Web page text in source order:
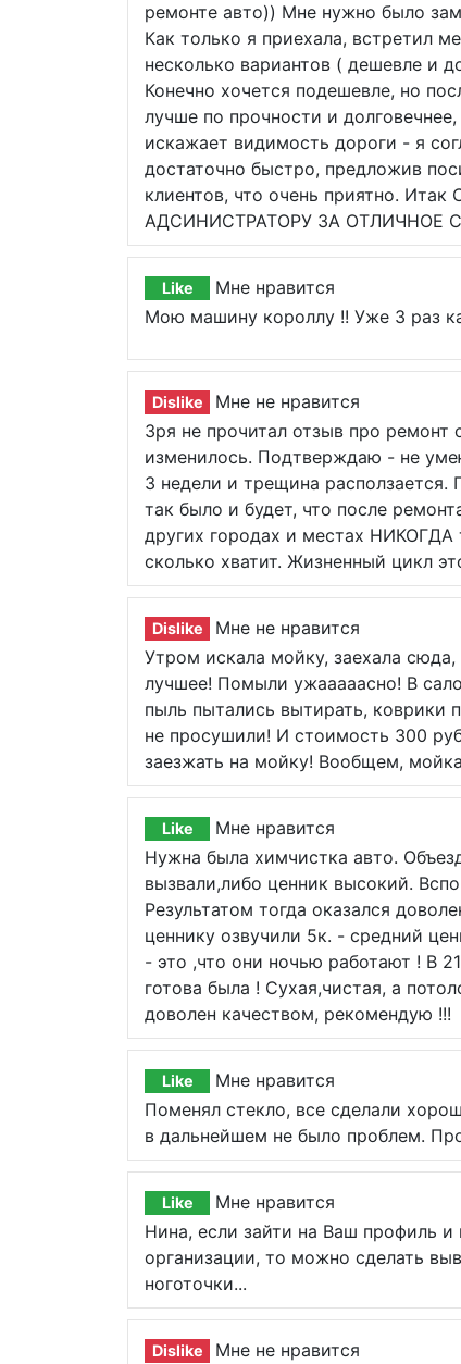
ремонте авто)) Мне нужно было
Как только я приехала, встретил
несколько вариантов ( дешевле и
Конечно хочется подешевле, но
лучше по прочности и
искажает видимость дороги - я
достаточно быстро, предложив
клиентов, что очень приятно.
АДСИНИСТРАТОРУ ЗА ОТЛИЧНОЕ
Like
Мне нравится
Мою машину короллу !! Уже 3 раз
Dislike
Мне не нравится
Зря не прочитал отзыв про ремонт
изменилось. Подтверждаю - не
3 недели и трещина расползается.
так было и будет, что после
других городах и местах НИКОГДА
сколько хватит. Жизненный цикл
Dislike
Мне не нравится
Утром искала мойку, заехала
лучшее! Помыли ужааааасно! В
пыль пытались вытирать, коврики
не просушили! И стоимость 300
заезжать на мойку! Вообщем,
Like
Мне нравится
Нужна была химчистка авто.
вызвали,либо ценник высокий.
Результатом тогда оказался
ценнику озвучили 5к. - средний
- это ,что они ночью работают ! В
готова была ! Сухая,чистая, а
доволен качеством, рекомендую !!!
Like
Мне нравится
Поменял стекло, все сделали
в дальнейшем не было проблем.
Like
Мне нравится
Нина, если зайти на Ваш профиль
организации, то можно сделать
ноготочки...
Dislike Мне не нравится